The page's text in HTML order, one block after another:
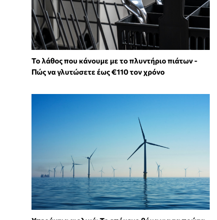
Το λάθος που κάνουμε με το πλυντήριο πιάτων -
Πώς να γλυτώσετε έως €110 τον χρόνο